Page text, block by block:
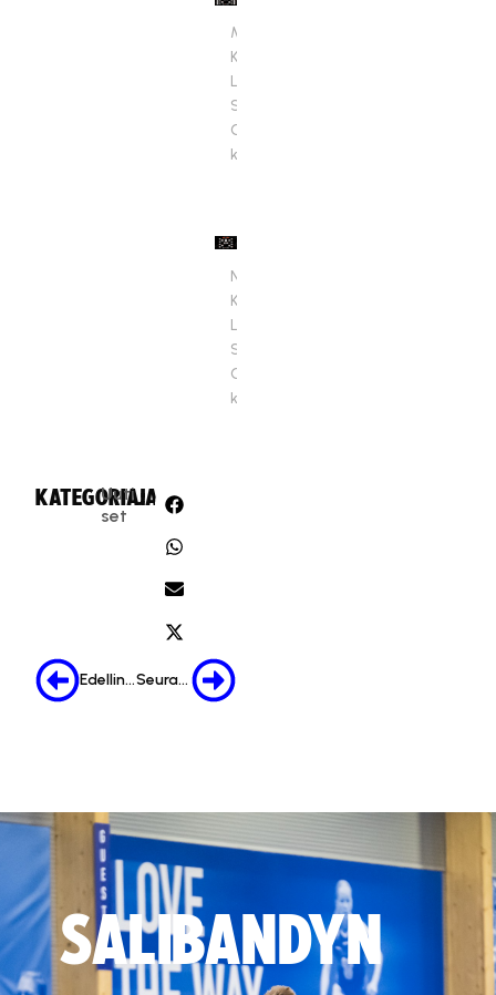
Miesten
Kouvola
Lakritsi
Suomen
Cupin
kaavio
Naisten
Kouvolan
Lakritsi
Suomen
Cupin
kaavio
KATEGORIA:
Uuti
set
JAA:
Edellinen Seuraava
SALIBANDYN